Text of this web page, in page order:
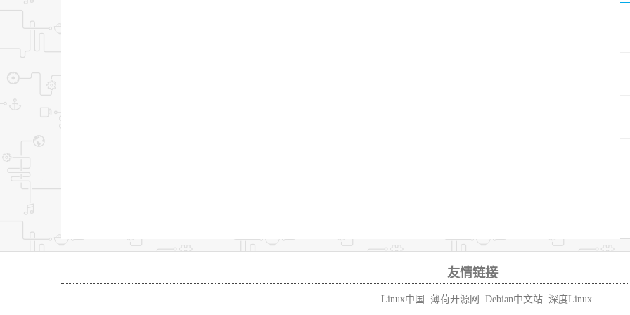
友情链接
Linux中国 薄荷开源网 Debian中文站 深度Linux